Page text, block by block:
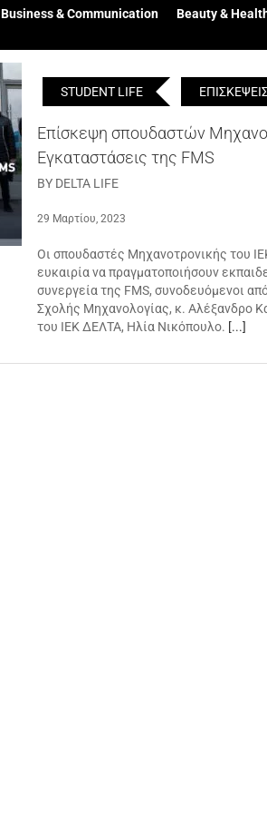
Business & Communication Beauty &
STUDENT LIFE
Επίσκεψη σπουδαστών
Εγκαταστάσεις της FMS
BY DELTA LIFE
29 Μαρτίου, 2023
Οι σπουδαστές Μηχανοτρονικής του
ευκαιρία να πραγματοποιήσουν
συνεργεία της FMS, συνοδευόμενοι
Σχολής Μηχανολογίας, κ. Αλέξανδρο
του ΙΕΚ ΔΕΛΤΑ, Ηλία Νικόπουλο. [...]